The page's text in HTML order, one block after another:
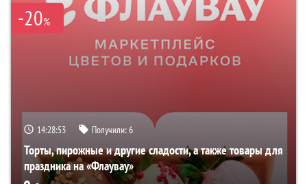
-20%
14:28:52 Получили:6
Торты, пирожные и другие сладости, а также товары для
праздника на «Флаувау»